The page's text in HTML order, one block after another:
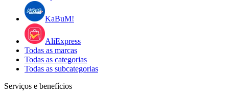
KaBuM!
AliExpress
Todas as marcas
Todas as categorias
Todas as subcategorias
Serviços e benefícios